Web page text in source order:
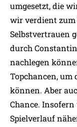
umgesetzt, die
wir verdient zum
Selbstvertrauen
durch Constantin
nachlegen
Topchancen, um
können. Aber
Chance. Insofern
Spielverlauf